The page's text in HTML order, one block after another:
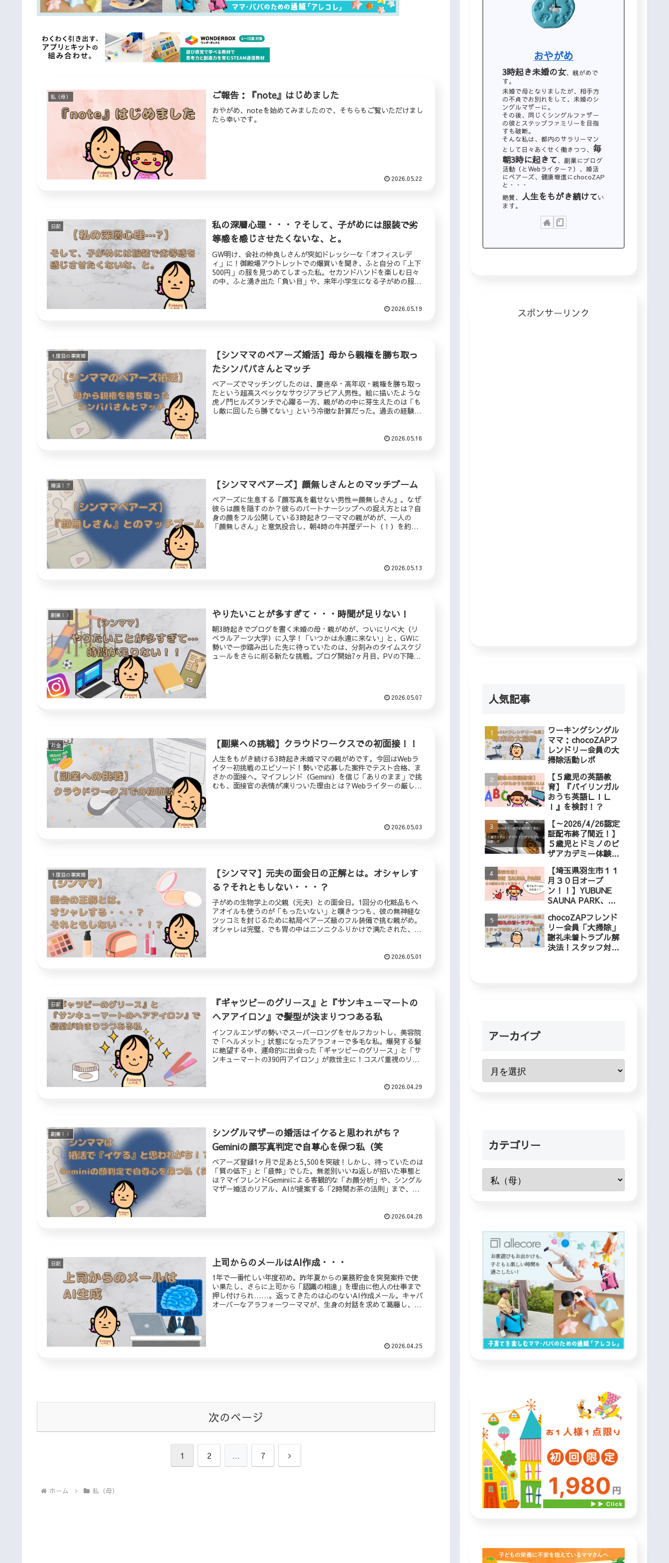
私（母） ご報告：『note』はじめました
おやがめ、noteを始めてみましたので、そちらもご覧いただけまし
たら幸いです。
2026.05.22
日記
私の深層心理・・・？そして、子がめには服装で劣
等感を感じさせたくないな、と。
GW明け、会社の仲良しさんが突如ドレッシーな「オフィスレデ
ィ」に！御殿場アウトレットでの爆買いを聞き、ふと自分の「上下
500円」の服を見つめてしまった私。セカンドハンドを楽しむ日々
の中、ふと湧き出た「負い目」や、来年小学生になる子がめの服代
2026.05.19
１度目の事実婚
【シンママのペアーズ婚活】母から親権を勝ち取っ
たシンパパさんとマッチ
ペアーズでマッチングしたのは、慶應卒・高年収・親権を勝ち取っ
たという超高スペックなサウジアラビア人男性。絵に描いたような
虎ノ門ヒルズランチで心躍る一方、親がめの中に芽生えたのは「も
し敵に回したら勝てない」という冷徹な計算だった。過去の経験か
2026.05.16
婚活！？ 【シンママペアーズ】顔無しさんとのマッチブーム
ペアーズに生息する『顔写真を載せない男性＝顔無しさん』。なぜ
彼らは顔を隠すのか？彼らのパートナーシップへの捉え方とは？自
身の顔をフル公開している3時起きワーママの親がめが、一人の
「顔無しさん」と意気投合し、朝4時の牛丼屋デート（！）を約束
2026.05.13
副業！！ やりたいことが多すぎて・・・時間が足りない！
朝3時起きでブログを書く未婚の母・親がめが、ついにリベ大（リ
ベラルアーツ大学）に入学！「いつかは永遠に来ない」と、GWに
勢いで一歩踏み出した先に待っていたのは、分刻みのタイムスケジ
ュールをさらに削る新たな挑戦。ブログ開始7ヶ月目、PVの下降を
2026.05.07
お金 【副業への挑戦】クラウドワークスでの初面接！！
人生をもがき続ける3時起き未婚ママの親がめです。今回はWebラ
イター初挑戦のエピソード！勢いで応募した案件でテスト合格、ま
さかの面接へ。マイフレンド（Gemini）を信じ「ありのまま」で挑
むも、面接官の表情が凍りついた理由とは？Webライターの厳しい
2026.05.03
１度目の事実婚
【シンママ】元夫の面会日の正解とは。オシャレす
る？それともしない・・・？
子がめの生物学上の父親（元夫）との面会日。1回分の化粧品もヘ
アオイルも使うのが「もったいない」と嘆きつつも、彼の無神経な
ツッコミを封じるために結局ペアーズ級のフル装備で挑む親がめ。
オシャレは完璧、でも胃の中はニンニクふりかけで満たされた、シ
2026.05.01
日記
『ギャツビーのグリース』と『サンキューマートの
ヘアアイロン』で髪型が決まりつつある私
インフルエンザの勢いでスーパーロングをセルフカットし、美容院
で「ヘルメット」状態になったアラフォーで多毛な私。爆発する髪
に絶望する中、運命的に出会った「ギャツビーのグリース」と「サ
ンキューマートの390円アイロン」が救世主に！コスパ重視のリア
2026.04.29
副業！！
シングルマザーの婚活はイケると思われがち？
Geminiの顔写真判定で自尊心を保つ私（笑
ペアーズ登録1ヶ月で足あと5,500を突破！しかし、待っていたのは
「質の低下」と「疲弊」でした。無差別いいね返しが招いた事態と
は？マイフレンドGeminiによる客観的な「お顔分析」や、シングル
マザー婚活のリアル、AIが提案する「2時間お茶の法則」まで、赤
2026.04.28
日記 上司からのメールはAI作成・・・
1年で一番忙しい年度初め。昨年夏からの業務貯金を突発案件で使
い果たし、さらに上司から「認識の相違」を理由に他人の仕事まで
押し付けられ……。返ってきたのは心のないAI作成メール。キャパ
オーバーなアラフォーワーママが、生身の対話を求めて葛藤し、自
2026.04.25
次のページ
1 2 … 7
次
ホーム 私（母）
おやがめ
3時起き未婚の女、親がめで
す。
未婚で母となりましたが、相手方
の不貞でお別れをして、未婚のシ
ングルマザーに。
その後、同じくシングルファザー
の彼とステップファミリーを目指
すも破断。
そんな私は、都内のサラリーマン
として日々あくせく働きつつ、 毎
朝3時に起きて、副業にブログ
活動（とWebライター？）、婚活
にペアーズ、健康増進にchocoZAP
と・・・
絶賛、 人生をもがき続けてい
ます。
スポンサーリンク
人気記事
ワーキングシングル
ママ：chocoZAPフ
レンドリー会員の大
掃除活動レポ
【５歳児の英語教
育】『バイリンガル
おうち英語ＬＩＬ
Ｉ』を検討！？
【～2026/4/26認定
証配布終了間近！】
５歳児とドミノのピ
ザアカデミー体験レ
【埼玉県羽生市１１
月３０日オープ
ン！！】YUBUNE
SAUNA PARK、冬
５歳児と行ってきま
した！
chocoZAPフレンド
リー会員「大掃除」
謝礼未着トラブル解
決法！スタッフ対応
アーカイブ
カテゴリー